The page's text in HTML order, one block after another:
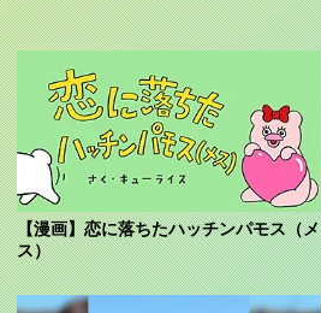
【漫画】恋に落ちたハッチンパモス（メ
ス）